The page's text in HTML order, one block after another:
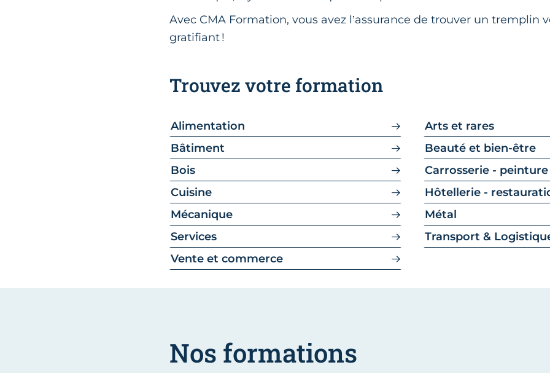
Avec CMA Formation, vous avez l’assurance de trouver un tremplin
gratifiant !
Trouvez votre formation
Alimentation
Arts et rares
Bâtiment
Beauté et bien-être
Bois
Carrosserie - peinture
Cuisine
Hôtellerie -
Mécanique
Métal
Services
Transport &
Vente et commerce
Nos formations